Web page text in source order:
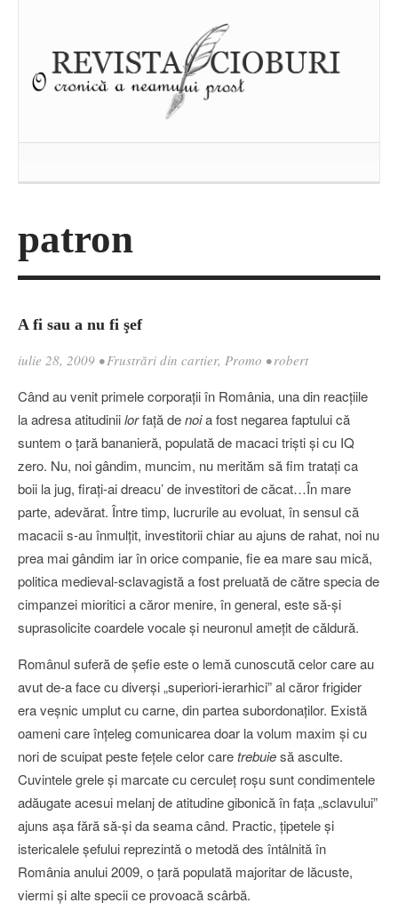
patron
A fi sau a nu fi şef
iulie 28, 2009 •Frustrări din cartier, Promo •robert
Când au venit primele corporaţii în România, una din reacţiile
la adresa atitudiniilorfaţă denoia fost negarea faptului că
suntem o ţară bananieră, populată de macaci trişti şi cu IQ
zero. Nu, noi gândim, muncim, nu merităm să fim trataţi ca
boii la jug, firaţi-ai dreacu’ de investitori de căcat…În mare
parte, adevărat. Între timp, lucrurile au evoluat, în sensul că
macacii s-au înmulţit, investitorii chiar au ajuns de rahat, noi nu
prea mai gândim iar în orice companie, fie ea mare sau mică,
politica medieval-sclavagistă a fost preluată de către specia de
cimpanzei mioritici a căror menire, în general, este să-şi
suprasolicite coardele vocale şi neuronul ameţit de căldură.
Românul suferă de şefie este o lemă cunoscută celor care au
avut de-a face cu diverşi „superiori-ierarhici” al căror frigider
era veşnic umplut cu carne, din partea subordonaţilor. Există
oameni care înţeleg comunicarea doar la volum maxim şi cu
nori de scuipat peste feţele celor caretrebuiesă asculte.
Cuvintele grele şi marcate cu cerculeţ roşu sunt condimentele
adăugate acesui melanj de atitudine gibonică în faţa „sclavului”
ajuns aşa fără să-şi da seama când. Practic, ţipetele şi
istericalele şefului reprezintă o metodă des întâlnită în
România anului 2009, o ţară populată majoritar de lăcuste,
viermi şi alte specii ce provoacă scârbă.